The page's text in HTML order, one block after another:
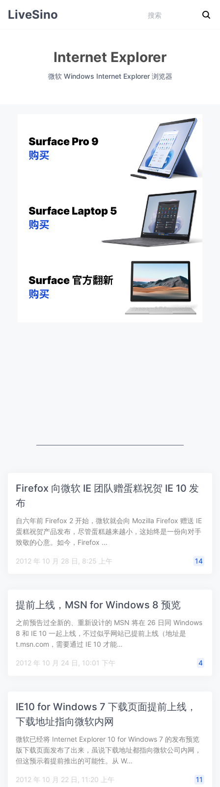
LiveSino
Internet Explorer
微软 Windows Internet Explorer 浏览器
Firefox 向微软 IE 团队赠蛋糕祝贺 IE 10 发
布
自六年前 Firefox 2 开始，微软就会向 Mozilla Firefox 赠送 IE
蛋糕祝贺产品发布，尽管蛋糕越来越小，这始终是一份向对手
致敬的心意。如今，Firefox …
2012 年 10 月 28 日, 8:25 上午 14
提前上线，MSN for Windows 8 预览
之前预告过全新的、重新设计的 MSN 将在 26 日同 Windows
8 和 IE 10 一起上线，不过似乎网站已提前上线（地址是
t.msn.com，需要通过 IE 10 才能…
2012 年 10 月 24 日, 10:01 下午 4
IE10 for Windows 7 下载页面提前上线，
下载地址指向微软内网
微软已经将 Internet Explorer 10 for Windows 7 的发布预览
版下载页面发布了出来，虽说下载地址都指向微软公司内网，
但这预示着提前推出的可能性。从 W…
2012 年 10 月 22 日, 11:20 上午 11